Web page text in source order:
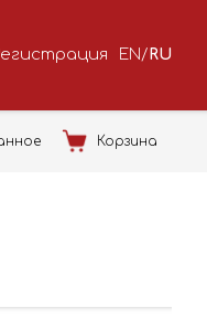
EN /RU
Корзина